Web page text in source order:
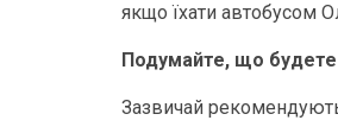
якщо їхати автобусом
Подумайте, що будете
Зазвичай